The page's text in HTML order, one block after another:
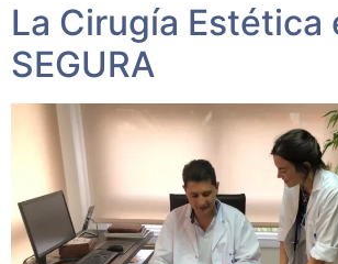
La Cirugía Estética
SEGURA